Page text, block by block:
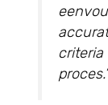
criteria